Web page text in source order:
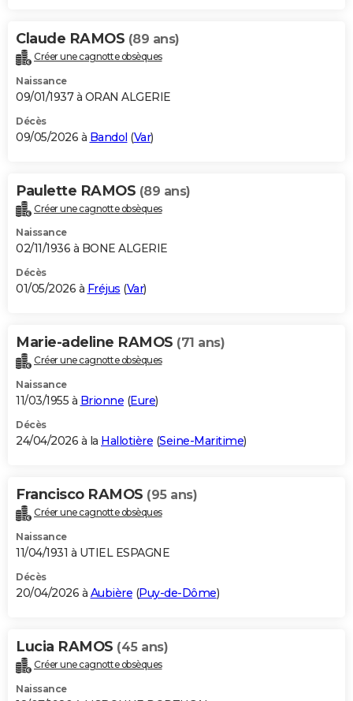
Claude RAMOS (89 ans)
Créer une cagnotte obsèques
Naissance
09/01/1937 à ORAN ALGERIE
Décès
09/05/2026 à Bandol (Var)
Paulette RAMOS (89 ans)
Créer une cagnotte obsèques
Naissance
02/11/1936 à BONE ALGERIE
Décès
01/05/2026 à Fréjus (Var)
Marie-adeline RAMOS (71 ans)
Créer une cagnotte obsèques
Naissance
11/03/1955 à Brionne (Eure)
Décès
24/04/2026 à la Hallotière (Seine-Maritime)
Francisco RAMOS (95 ans)
Créer une cagnotte obsèques
Naissance
11/04/1931 à UTIEL ESPAGNE
Décès
20/04/2026 à Aubière (Puy-de-Dôme)
Lucia RAMOS (45 ans)
Créer une cagnotte obsèques
Naissance